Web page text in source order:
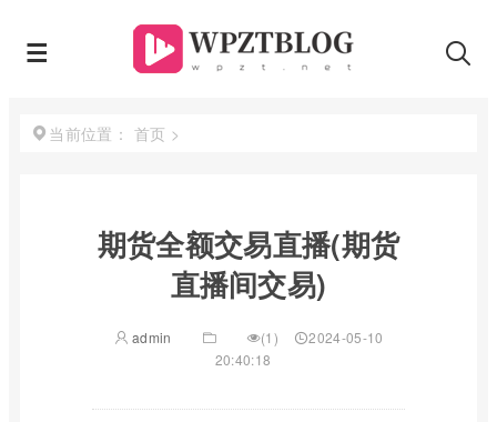
当前位置： 首页 >
期货全额交易直播(期货
直播间交易)
admin (1)
2024-05-10
20:40:18